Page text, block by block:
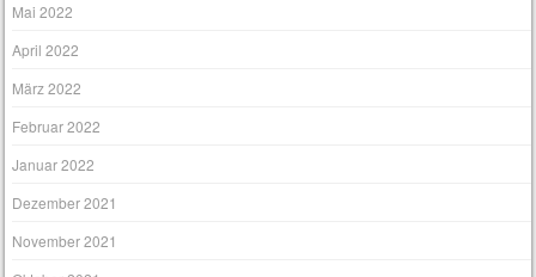
Mai 2022
April 2022
März 2022
Februar 2022
Januar 2022
Dezember 2021
November 2021